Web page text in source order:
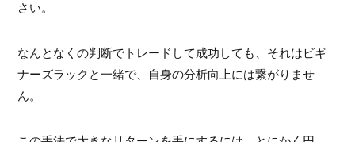
さい。
なんとなくの判断でトレードして成功しても、それはビギ
ナーズラックと一緒で、自身の分析向上には繋がりませ
ん。